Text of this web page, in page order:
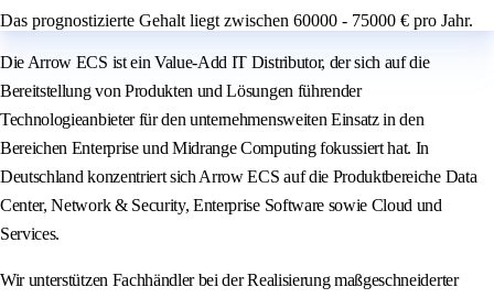
Das prognostizierte Gehalt liegt zwischen 60000 - 75000 € pro Jahr.
Die Arrow ECS ist ein Value-Add IT Distributor, der sich auf die
Bereitstellung von Produkten und Lösungen führender
Technologieanbieter für den unternehmensweiten Einsatz in den
Bereichen Enterprise und Midrange Computing fokussiert hat. In
Deutschland konzentriert sich Arrow ECS auf die Produktbereiche Data
Center, Network & Security, Enterprise Software sowie Cloud und
Services.
Wir unterstützen Fachhändler bei der Realisierung maßgeschneiderter